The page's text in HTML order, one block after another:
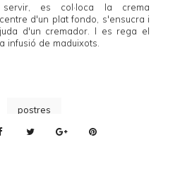
es col·loca la crema
d'un plat fondo, s'ensucra i
d'un cremador. I es rega el
infusió de maduixots.
postres